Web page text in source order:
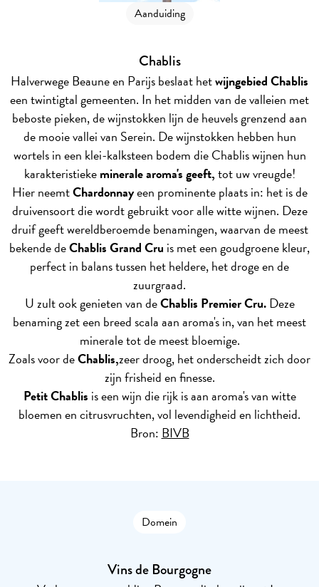
Aanduiding
Chablis
Halverwege Beaune en Parijs beslaat hetwijngebied Chablis
een twintigtal gemeenten. In het midden van de valleien met
beboste pieken, de wijnstokken lijn de heuvels grenzend aan
de mooie vallei van Serein. De wijnstokken hebben hun
wortels in een klei-kalksteen bodem die Chablis wijnen hun
karakteristiekeminerale aroma's geeft,tot uw vreugde!
Hier neemtChardonnayeen prominente plaats in: het is de
druivensoort die wordt gebruikt voor alle witte wijnen. Deze
druif geeft wereldberoemde benamingen, waarvan de meest
bekende deChablis Grand Cru is met een goudgroene kleur,
perfect in balans tussen het heldere, het droge en de
zuurgraad.
U zult ook genieten van deChablis Premier Cru.Deze
benaming zet een breed scala aan aroma's in, van het meest
minerale tot de meest bloemige.
Zoals voor deChablis,zeer droog, het onderscheidt zich door
zijn frisheid en finesse.
Petit Chablis is een wijn die rijk is aan aroma's van witte
bloemen en citrusvruchten, vol levendigheid en lichtheid.
Bron: BIVB
Domein
Vins de Bourgogne